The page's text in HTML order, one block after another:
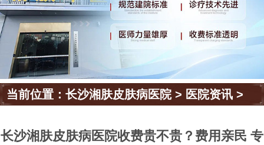
当前位置：长沙湘肤皮肤病医院> 医院资讯 >
长沙湘肤皮肤病医院收费贵不贵？费用亲民 专